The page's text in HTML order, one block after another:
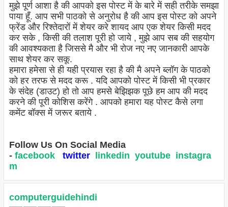
मुझे पूर्ण आशा है की आपको इस पोस्ट में के बारे में सही तरीके समझा
पाया हूँ. आप सभी पाठको से अनुरोध है की आप इस पोस्ट को अपने
फ्रेंड और रिश्तेदारों में शेयर करे शायद आप एक शेयर किसी मदद
कर सके , किसी की तलाश पूरी हो जाये , मुझे आप सब की सहयोग
की आवश्यकता है जिससे मै और भी रोज नए नए जानकारी आपके
साथ शेयर कर सकू.
हमारा हमेसा से ही यही प्रयास रहा है की मै अपने ब्लॉग के पाठको
को हर तरफ से मदद करू . यदि आपको पोस्ट में किसी भी प्रकार
के संदेह (डाउट) हो तो आप हमसे बेझिझक पूछे हम आप की मदद
करने की पूरी कोशिस करेंगे . आपको हमारा यह पोस्ट कैसे लगा
कमेंट बॉक्स में जरूर बताये .
Follow Us On Social Media
- facebook twitter linkedin youtube instagra
m
computerguidehindi